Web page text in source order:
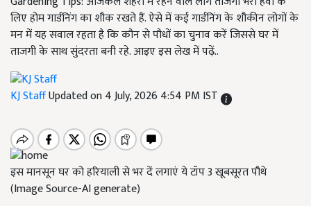
लिए होम गार्डनिंग का शौक रखते हैं. ऐसे में कई गार्डनिंग के शौकीन लोगों के
मन में यह सवाल रहता है कि कौन से पौधों का चुनाव करें जिससे घर में
ताजगी के साथ सुंदरता बनी रहे. आइए इस लेख में पढ़ें..
KJ StaffUpdated on 4 July, 2026 4:54 PM IST
इस मानसून घर को हरियाली से भर दें लगाएं ये टॉप 3 खूबसूरत पौधे
(Image Source-AI generate)